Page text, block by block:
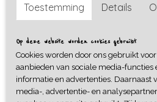
Bekijk alle berichten in het archief
kleding collecties en het
verschil ❤️
Toestemming Details
Op deze website worden cookies gebruikt
Cookies worden door ons gebruikt
aanbieden van sociale media-functies
informatie en advertenties. Daarnaast
media-, advertentie- en